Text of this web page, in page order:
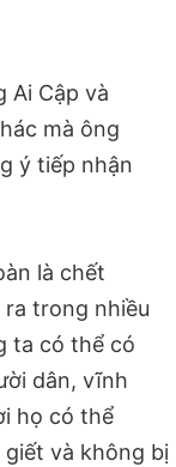
Ai Cập và
mà ông
ý tiếp nhận
là chết
ra trong nhiều
ta có thể có
dân, vĩnh
họ có thể
và không bị